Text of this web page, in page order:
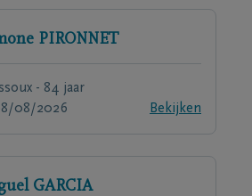
PIRONNET
- 84 jaar
08/2026
Bekijken
GARCIA